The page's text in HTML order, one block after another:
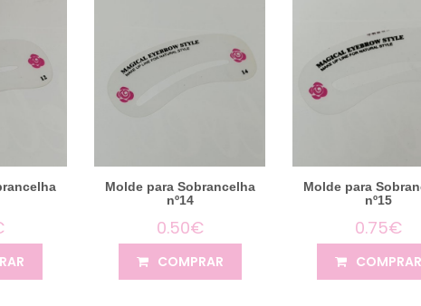
Molde para Sobrancelha
nº14
0.50€
COMPRAR
Molde para
nº15
0.75€
COMPRAR